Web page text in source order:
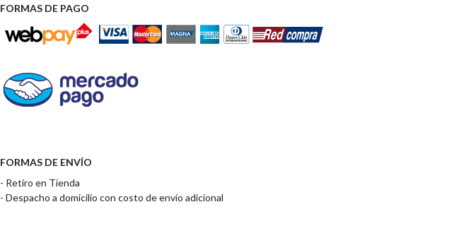
FORMAS DE PAGO
FORMAS DE ENVÍO
- Retiro en Tienda
- Despacho a domicilio con costo de envío adicional